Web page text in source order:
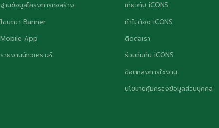
ฐานข้อมูลโครงการก่อสร้าง
โฆษณา Banner
Mobile App
รายงานนักวิเคราะห์
เกี่ยวกับ iCONS
ทำไมต้อง iCONS
ติดต่อเรา
ร่วมทีมกับ iCONS
ข้อตกลงการใช้งาน
นโยบายคุ้มครองข้อมูลส่วนบุคคล